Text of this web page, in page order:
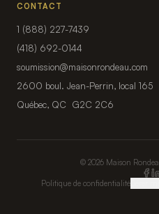
CONTACT
1 (888) 227-7439
(418) 692-0144
soumission@maisonrondeau.com
2600 boul. Jean-Perrin, local 165
Québec, QC G2C 2C6
© 2026 Maison
Politique de confidentialité